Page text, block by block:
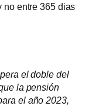
no entre 365 dias
el doble del
la pensión
el año 2023,